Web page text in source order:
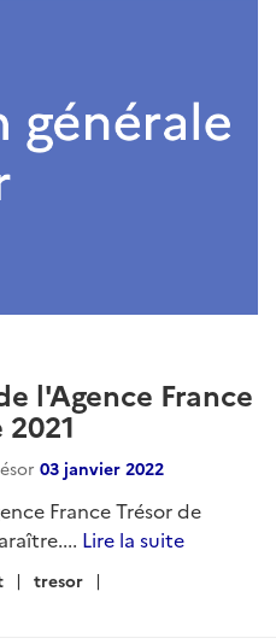
l'Agence France
03 janvier 2022
France Trésor de
Lire la suite
tresor